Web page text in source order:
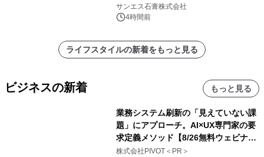
れました。
サンエス石膏株式会社
4時間前
ライフスタイルの新着をもっと見る
ビジネスの新着 もっと見る
業務システム刷新の「見えていない課
題」にアプローチ。AI×UX専門家の要
求定義メソッド【8/26無料ウェビナ
ー】株式会社PIVOT
株式会社PIVOT＜PR＞